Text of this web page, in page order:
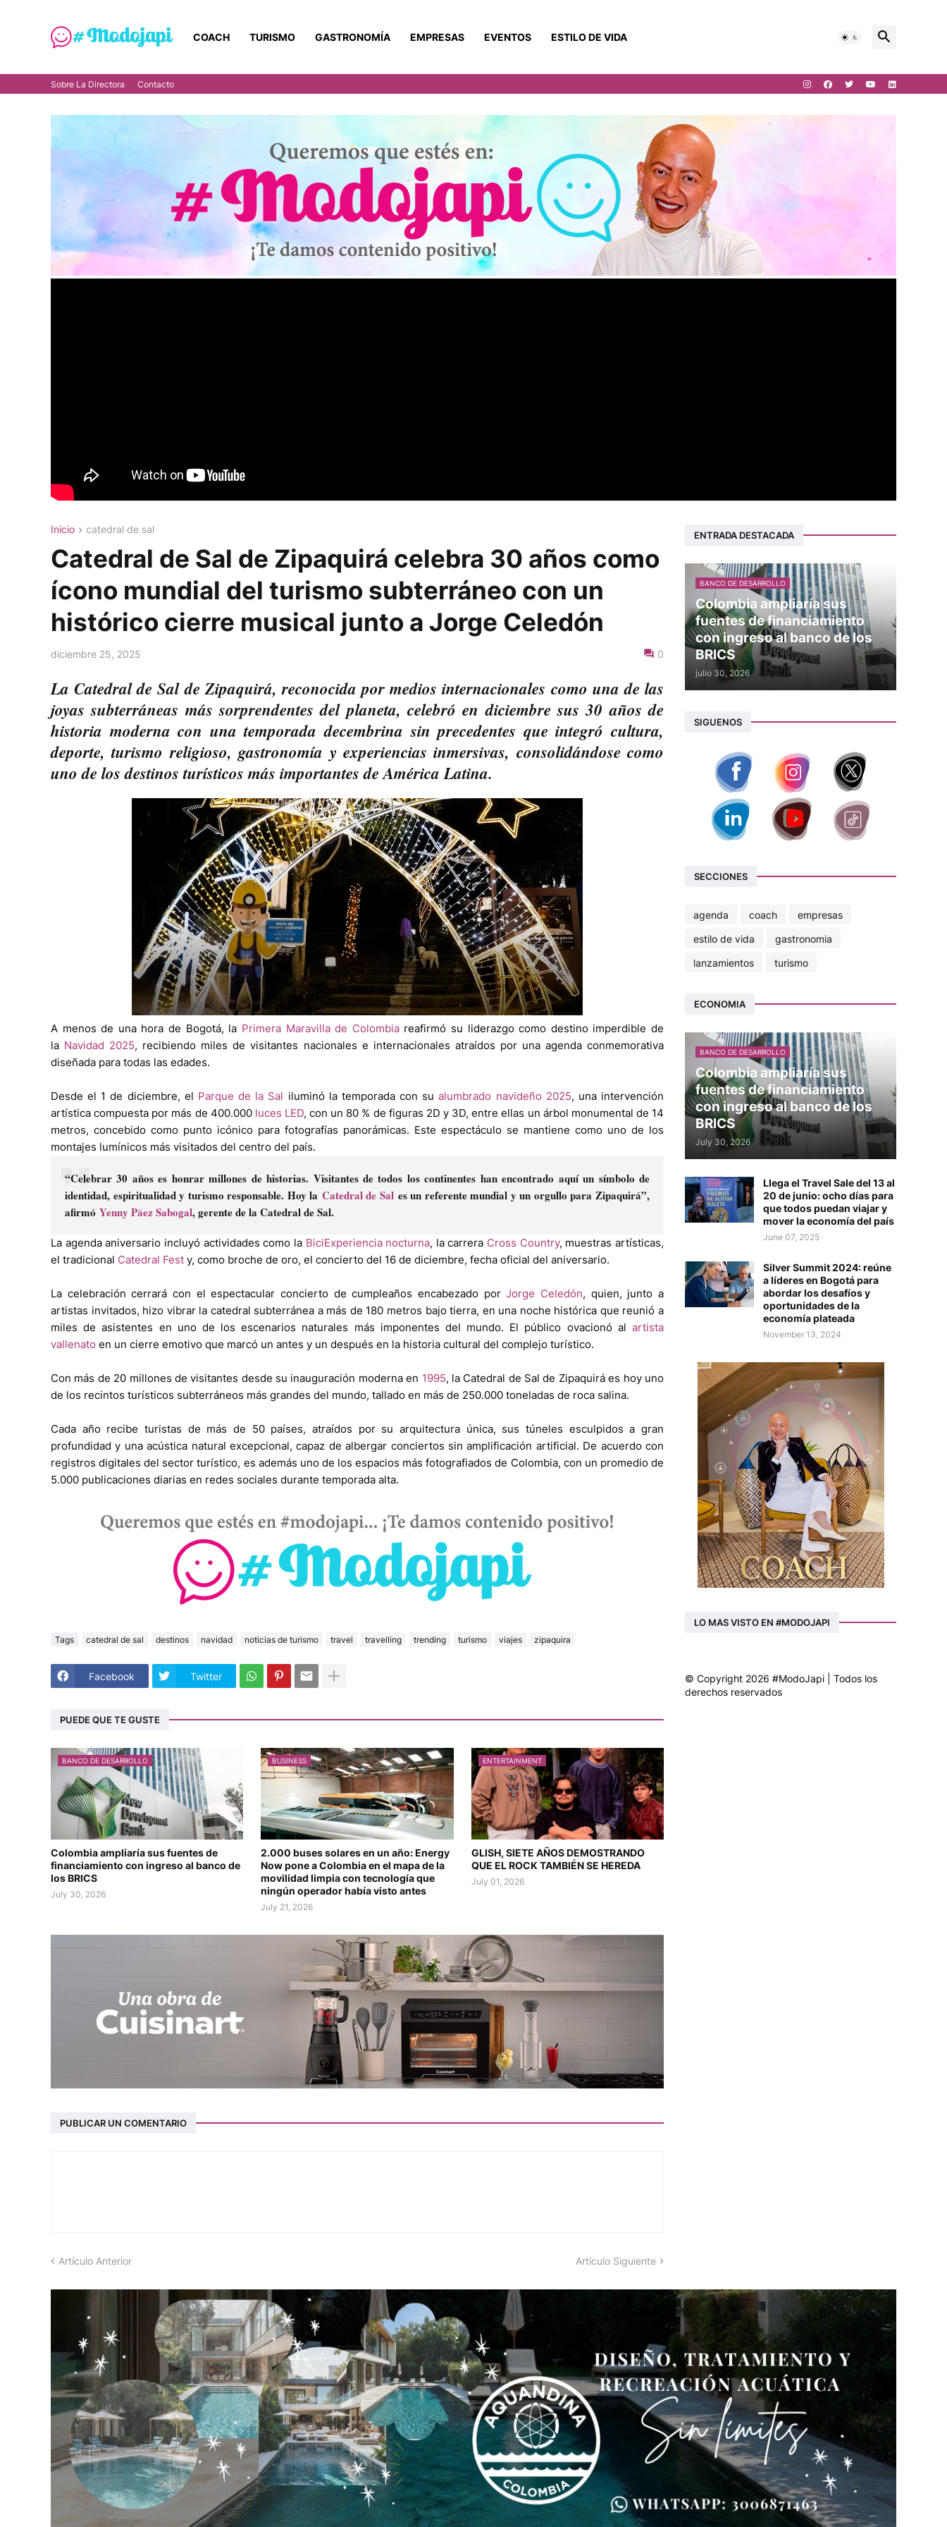
COACH TURISMO GASTRONOMÍA EMPRESAS EVENTOS ESTILO DE VIDA
Sobre La Directora Contacto
Inicio catedral de sal
Catedral de Sal de Zipaquirá celebra 30 años como
ícono mundial del turismo subterráneo con un
histórico cierre musical junto a Jorge Celedón
diciembre 25, 2025 0
La Catedral de Sal de Zipaquirá, reconocida por medios internacionales como una de las
joyas subterráneas más sorprendentes del planeta, celebró en diciembre sus 30 años de
historia moderna con una temporada decembrina sin precedentes que integró cultura,
deporte, turismo religioso, gastronomía y experiencias inmersivas, consolidándose como
uno de los destinos turísticos más importantes de América Latina.
A menos de una hora de Bogotá, la Primera Maravilla de Colombiareafirmó su liderazgo como destino imperdible de
la Navidad 2025, recibiendo miles de visitantes nacionales e internacionales atraídos por una agenda conmemorativa
diseñada para todas las edades.
Desde el 1 de diciembre, el Parque de la Sal iluminó la temporada con sualumbrado navideño 2025, una intervención
artística compuesta por más de 400.000 luces LED, con un 80 % de figuras 2D y 3D, entre ellas un árbol monumental de 14
metros, concebido como punto icónico para fotografías panorámicas. Este espectáculo se mantiene como uno de los
montajes lumínicos más visitados del centro del país.
“Celebrar 30 años es honrar millones de historias. Visitantes de todos los continentes han encontrado aquí un símbolo de
identidad, espiritualidad y turismo responsable. Hoy la Catedral de Sal es un referente mundial y un orgullo para Zipaquirá”,
afirmó Yenny Páez Sabogal, gerente de la Catedral de Sal.
La agenda aniversario incluyó actividades como la BiciExperiencia nocturna, la carrera Cross Country, muestras artísticas,
el tradicional Catedral Fest y, como broche de oro, el concierto del 16 de diciembre, fecha oficial del aniversario.
La celebración cerrará con el espectacular concierto de cumpleaños encabezado porJorge Celedón, quien, junto a
artistas invitados, hizo vibrar la catedral subterránea a más de 180 metros bajo tierra, en una noche histórica que reunió a
miles de asistentes en uno de los escenarios naturales más imponentes del mundo. El público ovacionó al artista
vallenato en un cierre emotivo que marcó un antes y un después en la historia cultural del complejo turístico.
Con más de 20 millones de visitantes desde su inauguración moderna en 1995, la Catedral de Sal de Zipaquirá es hoy uno
de los recintos turísticos subterráneos más grandes del mundo, tallado en más de 250.000 toneladas de roca salina.
Cada año recibe turistas de más de 50 países, atraídos por su arquitectura única, sus túneles esculpidos a gran
profundidad y una acústica natural excepcional, capaz de albergar conciertos sin amplificación artificial. De acuerdo con
registros digitales del sector turístico, es además uno de los espacios más fotografiados de Colombia, con un promedio de
5.000 publicaciones diarias en redes sociales durante temporada alta.
Tags catedral de sal destinos navidad noticias de turismo travel travelling trending turismo viajes zipaquira
Facebook Twitter
PUEDE QUE TE GUSTE
BANCO DE DESARROLLO
Colombia ampliaría sus fuentes de
financiamiento con ingreso al banco de
los BRICS
July 30, 2026
BUSINESS
2.000 buses solares en un año: Energy
Now pone a Colombia en el mapa de la
movilidad limpia con tecnología que
ningún operador había visto antes
July 21, 2026
ENTERTAINMENT
GLISH, SIETE AÑOS DEMOSTRANDO
QUE EL ROCK TAMBIÉN SE HEREDA
July 01, 2026
PUBLICAR UN COMENTARIO
Artículo Anterior Artículo Siguiente
ENTRADA DESTACADA
BANCO DE DESARROLLO
Colombia ampliaría sus
fuentes de financiamiento
con ingreso al banco de los
BRICS
julio 30, 2026
SIGUENOS
SECCIONES
agenda coach
empresas
estilo de vida
gastronomia
lanzamientos
turismo
ECONOMIA
BANCO DE DESARROLLO
Colombia ampliaría sus
fuentes de financiamiento
con ingreso al banco de los
BRICS
July 30, 2026
Llega el Travel Sale del 13 al
20 de junio: ocho días para
que todos puedan viajar y
mover la economía del país
June 07, 2025
Silver Summit 2024: reúne
a líderes en Bogotá para
abordar los desafíos y
oportunidades de la
economía plateada
November 13, 2024
LO MAS VISTO EN #MODOJAPI
© Copyright 2026 #ModoJapi | Todos los
derechos reservados